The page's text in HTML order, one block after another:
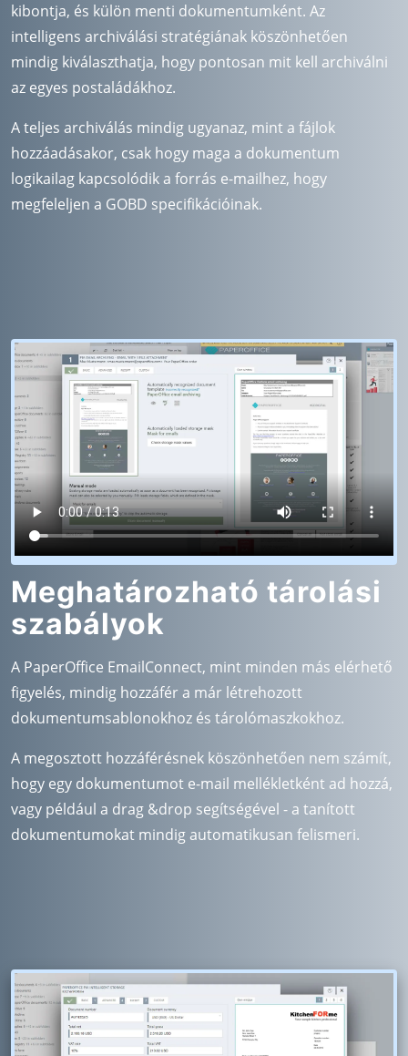
kibontja, és külön menti dokumentumként. Az
intelligens archiválási stratégiának köszönhetően
mindig kiválaszthatja, hogy pontosan mit kell archiválni
az egyes postaládákhoz.
A teljes archiválás mindig ugyanaz, mint a fájlok
hozzáadásakor, csak hogy maga a dokumentum
logikailag kapcsolódik a forrás e-mailhez, hogy
megfeleljen a GOBD specifikációinak.
Meghatározható tárolási
szabályok
A PaperOffice EmailConnect, mint minden más elérhető
figyelés, mindig hozzáfér a már létrehozott
dokumentumsablonokhoz és tárolómaszkokhoz.
A megosztott hozzáférésnek köszönhetően nem számít,
hogy egy dokumentumot e-mail mellékletként ad hozzá,
vagy például a drag &drop segítségével - a tanított
dokumentumokat mindig automatikusan felismeri.